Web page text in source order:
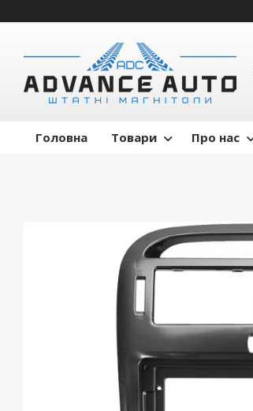
Головна Товари Про нас